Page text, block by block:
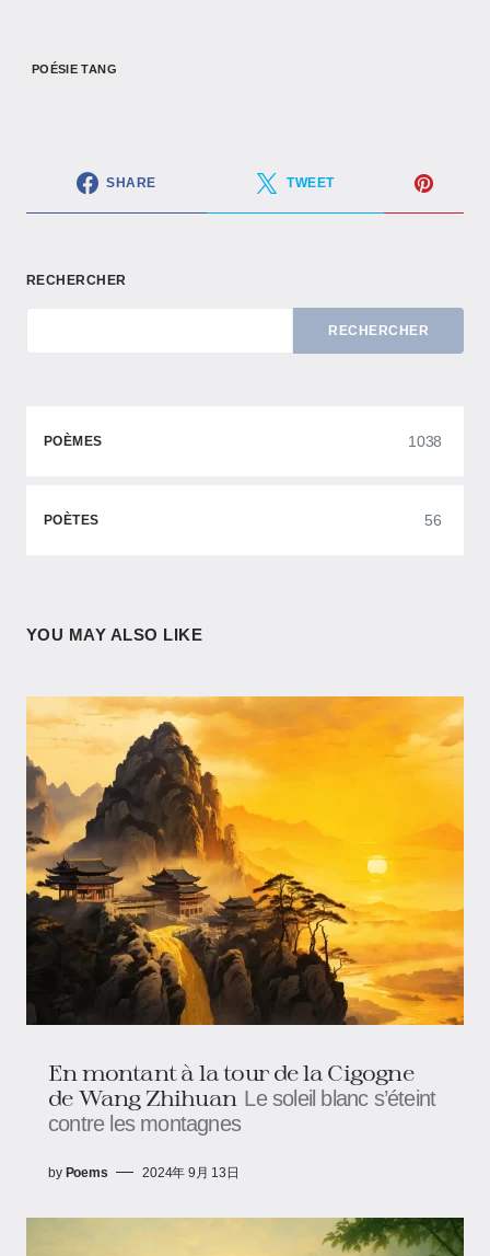
POÉSIE TANG
SHARE TWEET
RECHERCHER
RECHERCHER
POÈMES 1038
POÈTES 56
YOU MAY ALSO LIKE
En montant à la tour de la Cigogne
de Wang Zhihuan Le soleil blanc s’éteint
contre les montagnes
by Poems 2024年 9月 13日